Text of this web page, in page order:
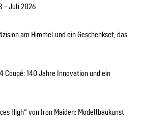
– Juli 2026
am Himmel und ein Geschenkset, das
Coupé: 140 Jahre Innovation und ein
High“ von Iron Maiden: Modellbaukunst